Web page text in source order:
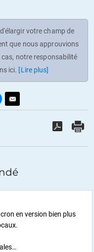
votre champ de
que nous approuvions
cas, notre responsabilité
ici. [Lire plus]
en version bien plus